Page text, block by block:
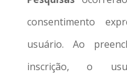
consentimento
usuário. Ao
inscrição, o